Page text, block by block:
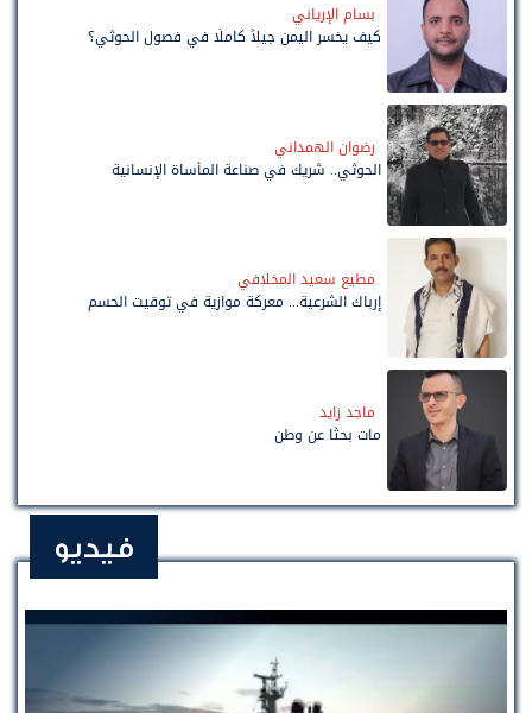
بسام الإرياني
كيف يخسر اليمن جيلاً كاملًا في فصول الحوثي؟
رضوان الهمداني
الحوثي.. شريك في صناعة المأساة الإنسانية
مطيع سعيد المخلافي
إرباك الشرعية... معركة موازية في توقيت الحسم
ماجد زايد
مات بحثًا عن وطن
فيديو